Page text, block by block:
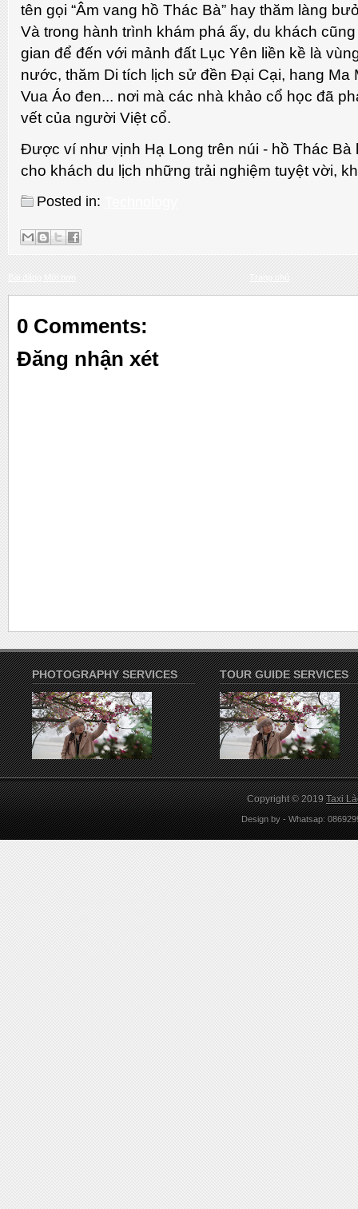
tên gọi “Âm vang hồ Thác Bà” hay thăm làng
Và trong hành trình khám phá ấy, du khách
gian để đến với mảnh đất Lục Yên liền kề là
nước, thăm Di tích lịch sử đền Đại Cại, hang Ma
Vua Áo đen... nơi mà các nhà khảo cổ học đã
vết của người Việt cổ.
Được ví như vịnh Hạ Long trên núi - hồ Thác Bà
cho khách du lịch những trải nghiệm tuyệt vời,
Posted in:
0 Comments:
Đăng nhận xét
PHOTOGRAPHY SERVICES TOUR GUIDE SERVICES
Copyright © 2019Taxi
Design by-Whatsap: